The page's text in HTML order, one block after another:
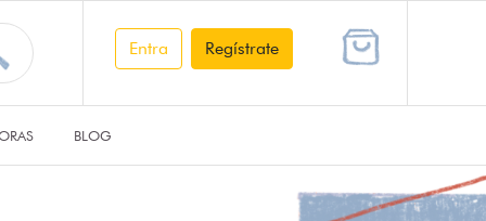
Entra Regístrate
BLOG